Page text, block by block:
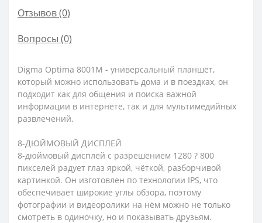
Отзывов (0)
Вопросы (0)
Digma Optima 8001M - универсальный планшет,
который можно использовать дома и в поездках, он
подходит как для общения и поиска важной
информации в интернете, так и для мультимедийных
развлечений.
8-ДЮЙМОВЫЙ ДИСПЛЕЙ
8-дюймовый дисплей с разрешением 1280 ? 800
пикселей радует глаз яркой, чёткой, разборчивой
картинкой. Он изготовлен по технологии IPS, что
обеспечивает широкие углы обзора, поэтому
фотографии и видеоролики на нём можно не только
смотреть в одиночку, но и показывать друзьям.